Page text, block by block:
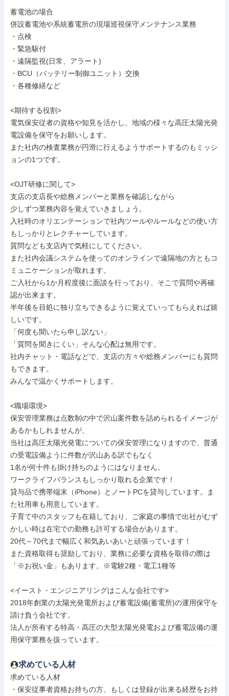
蓄電池の場合
併設蓄電池や系統蓄電所の現場巡視保守メンテナンス業務
・点検
・緊急駆付
・遠隔監視(日常、アラート)
・BCU（バッテリー制御ユニット）交換
・各種修繕など
<期待する役割>
電気保安従者の資格や知見を活かし、地域の様々な高圧太陽光発
電設備を保守をお願いします。
また社内の検査業務が円滑に行えるようサポートするのもミッシ
ョンの1つです。
<OJT研修に関して>
支店の支店長や総務メンバーと業務を確認しながら
少しずつ業務内容を覚えていきましょう。
入社時のオリエンテーションで社内ツールやルールなどの使い方
もしっかりとレクチャーしています。
質問なども支店内で気軽にしてください。
また社内会議システムを使ってのオンラインで遠隔地の方ともコ
ミュニケーションが取れます。
ご入社から1か月程度後に面談を行っており、そこで質問や再確
認が出来ます。
半年後を目処に独り立ちできるように覚えていってもらえれば嬉
しいです。
「何度も聞いたら申し訳ない」
「質問を聞きにくい」そんな心配は無用です。
社内チャット・電話などで、支店の方々や総務メンバーにも質問
もできます。
みんなで温かくサポートします。
<職場環境>
保安管理業務は点数制の中で沢山案件数を詰められるイメージが
あるかもしれませんが、
当社は高圧太陽光発電についての保安管理になりますので、普通
の受電設備ように件数が沢山ある訳でもなく
1名が何十件も掛け持ちのようにはなりません。
ワークライフバランスもしっかり取れる企業です！
貸与品で携帯端末（iPhone）とノートPCを貸与しています。ま
た社用車も用意しています。
子育て中のスタッフも在籍しており、ご家庭の事情で出社がむず
かしい時は在宅での勤務も許可する場合があります。
20代～70代まで幅広く和気あいあいと頑張っています！
また資格取得も奨励しており、業務に必要な資格を取得の際は
「※お祝い金」もあります。※電験2種・電工1種等
<イースト・エンジニアリングはこんな会社です>
2018年創業の太陽光発電所および蓄電設備(蓄電所)の運用保守を
請け負う会社です。
法人が所有する特高・高圧の大型太陽光発電および蓄電設備の運
用保守業務を扱っています。
求めている人材
求めている人材
・保安従事者資格お持ちの方、もしくは登録が出来る経歴をお持